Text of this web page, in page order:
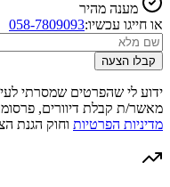
מענה מהיר
או חייגו עכשיו:058-7809093
קבלו הצעה
ידוע לי שהפרטים שמסרתי
מאשר/ת קבלת דיוורים,
מדיניות הפרטיות וחוק הגנת